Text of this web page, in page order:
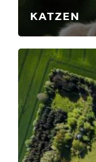
KATZEN